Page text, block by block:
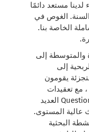
مستعد دائمًا
لك ، 365 يومًا في السنة. الغوص في
الخاصة بنا.
والمتوسطة إلى
إلى
يقومون
، مع تعقيدات
متنوعة. ترتدي أداة البحث الخاصة بـ QuestionPro العديد
عالية المستوى.
البحثية